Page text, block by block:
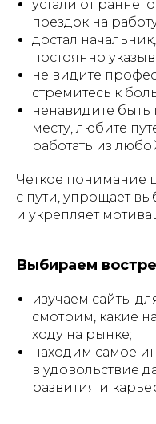
устали от
поездок на
достал
постоянно
не видите
стремитесь к
ненавидите
месту, любите
работать из
Четкое понимание
с пути, упрощает
и укрепляет
Выбираем
изучаем сайты
смотрим, какие
ходу на рынке;
находим самое
в удовольствие
развития и